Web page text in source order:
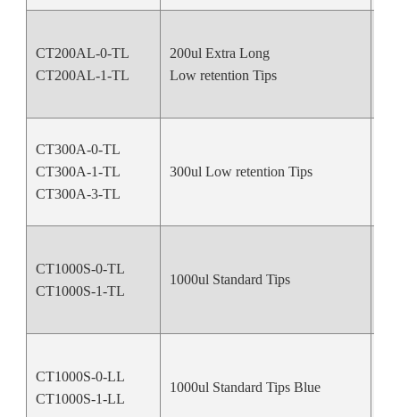
CT200AL-0-TL
CT200AL-1-TL
200ul Extra Long
Low retention Tips
CT300A-0-TL
CT300A-1-TL
CT300A-3-TL
300ul Low retention Tips
CT1000S-0-TL
CT1000S-1-TL
1000ul Standard Tips
CT1000S-0-LL
CT1000S-1-LL
1000ul Standard Tips Blue